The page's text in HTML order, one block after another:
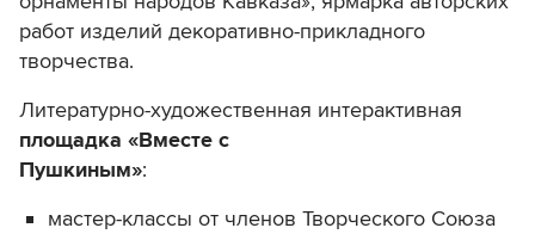
работ изделий декоративно-прикладного
творчества.
Литературно-художественная интерактивная
площадка «Вместе с
Пушкиным»:
мастер-классы от членов Творческого Союза